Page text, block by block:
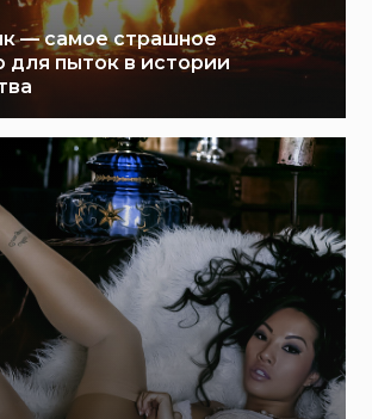
— самое страшное
для пыток в истории